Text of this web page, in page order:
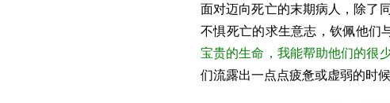
面对迈向死亡的末期病人，除了
不惧死亡的求生意志，钦佩他
宝贵的生命，我能帮助他们的很
们流露出一点点疲惫或虚弱的时